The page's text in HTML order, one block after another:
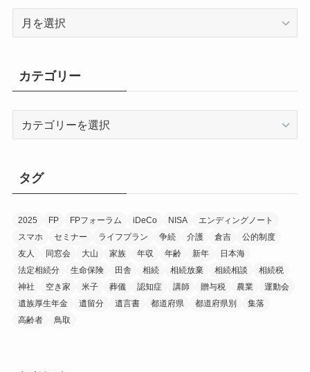
ブ
カテゴリー
ー
タグ
2025 FP FPフォーラム iDeCo NISA
エンディングノート
スマホ
セミナー ライフプラン 争続 介護 倉吉
公的制度
友人
同窓会 大山 家族 年収 年齢 新年
日本海
法定相続分
生命保険 田舎 相続 相続放棄 相続相談
相続税
神社
空き家 米子 葬儀 認知症 講師 贈与税 農業
運動会
遺族厚生年金
遺留分 遺言書 都道府県 都道府県別
集落
高齢者
鳥取